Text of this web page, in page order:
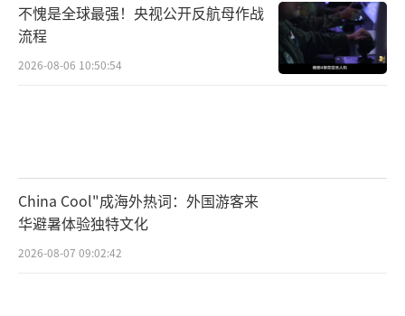
不愧是全球最强！央视公开反航母作战
流程
2026-08-06 10:50:54
China Cool"成海外热词：外国游客来
华避暑体验独特文化
2026-08-07 09:02:42